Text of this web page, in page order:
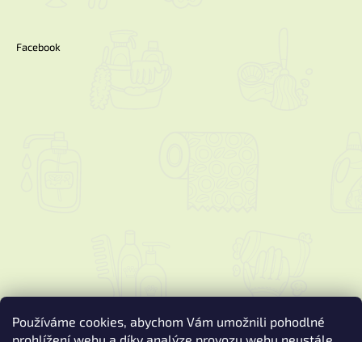
Používáme cookies, abychom Vám umožnili pohodlné
Facebook